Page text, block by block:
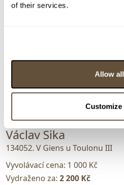
of their services.
Allow all
Customize
Václav Sika
134052. V Giens u Toulonu III
Vyvolávací cena: 1 000 Kč
Vydraženo za: 2 200 Kč